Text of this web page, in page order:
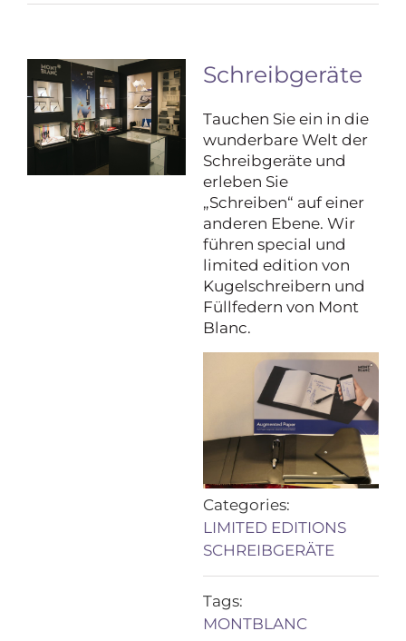
View
Larger
Image
Schreibgeräte
Tauchen Sie ein in die
wunderbare Welt der
Schreibgeräte und
erleben Sie
„Schreiben“ auf einer
anderen Ebene. Wir
führen special und
limited edition von
Kugelschreibern und
Füllfedern von Mont
Blanc.
Project Details
Categories:
LIMITED EDITIONS
SCHREIBGERÄTE
Tags:
MONTBLANC